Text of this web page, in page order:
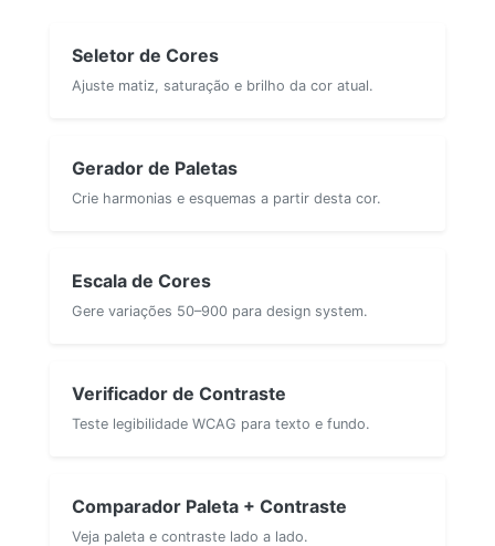
Seletor de Cores
Ajuste matiz, saturação e brilho da cor atual.
Gerador de Paletas
Crie harmonias e esquemas a partir desta cor.
Escala de Cores
Gere variações 50–900 para design system.
Verificador de Contraste
Teste legibilidade WCAG para texto e fundo.
Comparador Paleta + Contraste
Veja paleta e contraste lado a lado.